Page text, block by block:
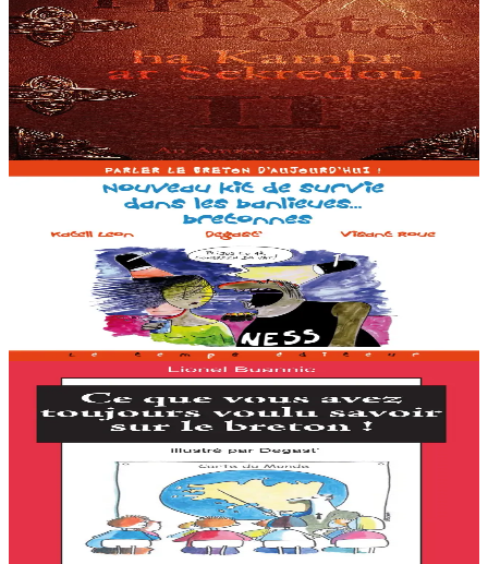
Harry Potter ha Kambr ar Sekredoù (II)
Harry Potter and the Philosopher’s Stone (e brezhoneg Harry Potter
ha Maen ar Furien) eo levr kentañ an heuliad. Setu eñ e brezhoneg
hiziv. Harry Potter a gred...
Er stok21,00 €
14 vloaz hag ouzhpenn
An Amzer Embanner
Nouveau kit de survie dans les banlieues... bretonnes
Ul levr evit kerent bugale divyezhek. Gant temoù a-bep seurt a denn
da ved ar vugale : an distro-skol, Nedeleg, al laou, Halloween... Hag
ur pennad diwar-benn distagadur ar brezhoneg....
Er stok13,00 €
15 vloaz hag ouzhpenn
An Amzer Embanner
Ce que vous avez toujours voulu savoir sur le breton
Plijout a ra deoc’h ar brezhoneg met ne gomzit ket anezhañ ?
Deskiñ a rit ar brezhoneg met ne vestroniit ket anezhañ c’hoazh ?
Skoliatet eo ho pugale e...